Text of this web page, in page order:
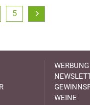
5
WERBUNG
WEINE